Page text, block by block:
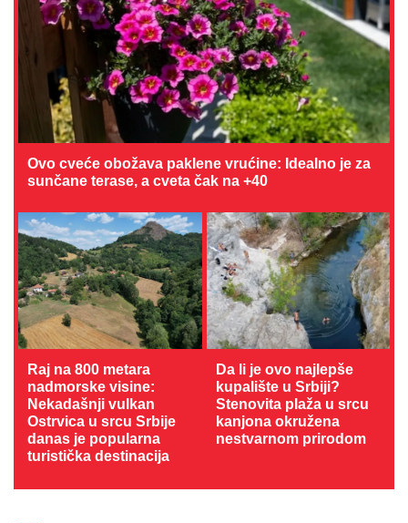
Ovo cveće obožava paklene vrućine: Idealno je za
sunčane terase, a cveta čak na +40
Raj na 800 metara
nadmorske visine:
Nekadašnji vulkan
Ostrvica u srcu Srbije
danas je popularna
turistička destinacija
Da li je ovo najlepše
kupalište u Srbiji?
Stenovita plaža u srcu
kanjona okružena
nestvarnom prirodom